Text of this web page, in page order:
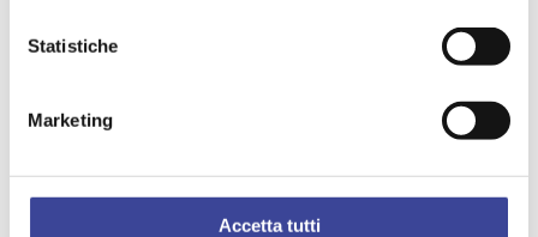
Statistiche
Marketing
Accetta tutti
6/8/2026
Schemi di intesa definitivi